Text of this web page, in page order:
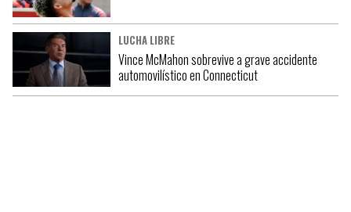
LUCHA LIBRE
Vince McMahon sobrevive a grave accidente
automovilístico en Connecticut